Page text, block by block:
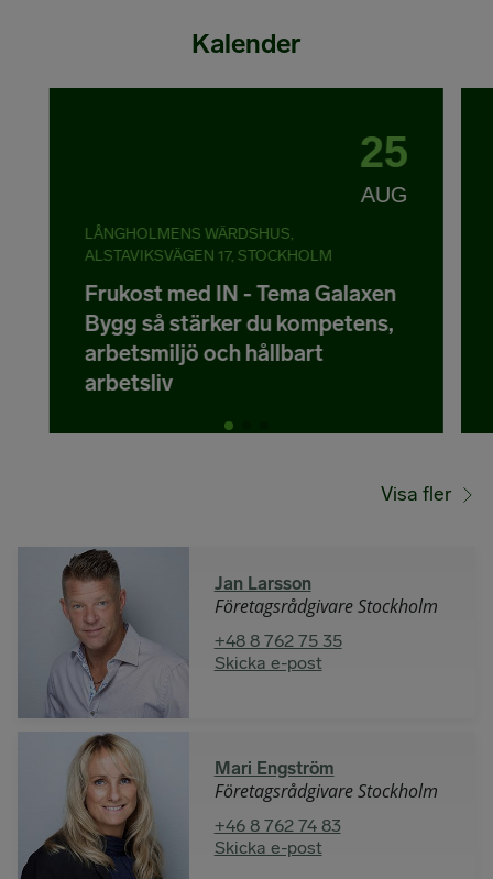
Kalender
25
AUG
LÅNGHOLMENS WÄRDSHUS,
ALSTAVIKSVÄGEN 17, STOCKHOLM
Frukost med IN - Tema Galaxen
Bygg så stärker du kompetens,
arbetsmiljö och hållbart
arbetsliv
Visa fler
Jan Larsson
Företagsrådgivare Stockholm
+48 8 762 75 35
Skicka e-post
Mari Engström
Företagsrådgivare Stockholm
+46 8 762 74 83
Skicka e-post